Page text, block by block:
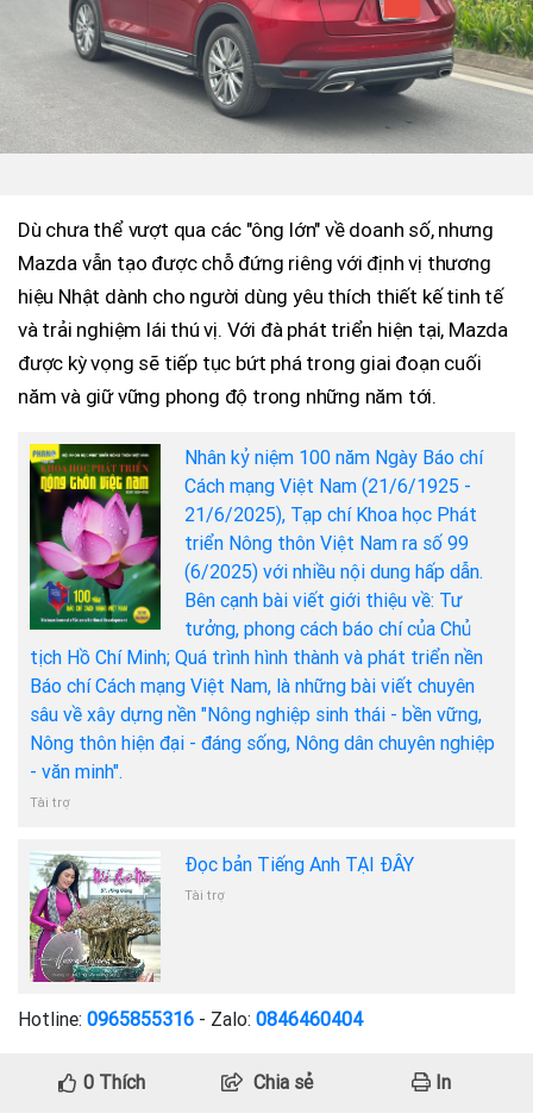
Dù chưa thể vượt qua các "ông lớn" về doanh số, nhưng
Mazda vẫn tạo được chỗ đứng riêng với định vị thương
hiệu Nhật dành cho người dùng yêu thích thiết kế tinh tế
và trải nghiệm lái thú vị. Với đà phát triển hiện tại, Mazda
được kỳ vọng sẽ tiếp tục bứt phá trong giai đoạn cuối
năm và giữ vững phong độ trong những năm tới.
Nhân kỷ niệm 100 năm Ngày Báo chí
Cách mạng Việt Nam (21/6/1925 -
21/6/2025), Tạp chí Khoa học Phát
triển Nông thôn Việt Nam ra số 99
(6/2025) với nhiều nội dung hấp dẫn.
Bên cạnh bài viết giới thiệu về: Tư
tưởng, phong cách báo chí của Chủ
tịch Hồ Chí Minh; Quá trình hình thành và phát triển nền
Báo chí Cách mạng Việt Nam, là những bài viết chuyên
sâu về xây dựng nền "Nông nghiệp sinh thái - bền vững,
Nông thôn hiện đại - đáng sống, Nông dân chuyên nghiệp
- văn minh".
Tài trợ
Đọc bản Tiếng Anh TẠI ĐÂY
Tài trợ
Hotline: 0965855316 - Zalo: 0846460404
0Thích Chia sẻ In